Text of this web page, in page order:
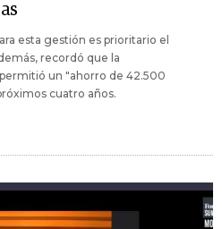
esta gestión es prioritario el
recordó que la
un "ahorro de 42.500
cuatro años.